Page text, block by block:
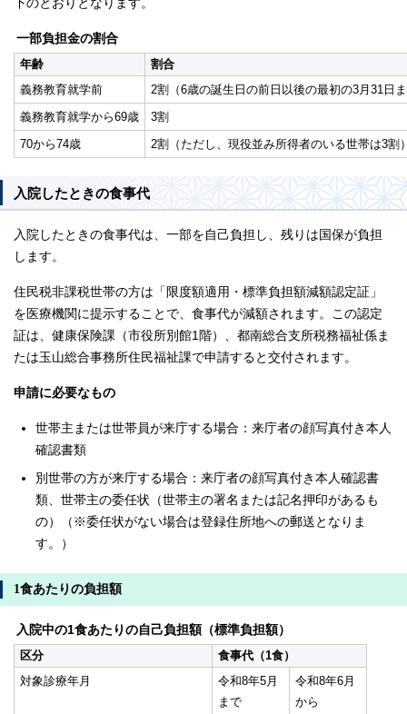
下のとおりとなります。
一部負担金の割合
年齢
割合
義務教育就学前
2割（6歳の誕生日の前日以後の最初の3月31日
義務教育就学から69歳
3割
70から74歳
2割（ただし、現役並み所得者のいる世帯は3割
入院したときの食事代
入院したときの食事代は、一部を自己負担し、残りは国保が負担
します。
住民税非課税世帯の方は「限度額適用・標準負担額減額認定証」
を医療機関に提示することで、食事代が減額されます。この認定
証は、健康保険課（市役所別館1階）、都南総合支所税務福祉係ま
たは玉山総合事務所住民福祉課で申請すると交付されます。
申請に必要なもの
世帯主または世帯員が来庁する場合：来庁者の顔写真付き本人
確認書類
別世帯の方が来庁する場合：来庁者の顔写真付き本人確認書
類、世帯主の委任状（世帯主の署名または記名押印があるも
の）（※委任状がない場合は登録住所地への郵送となりま
す。）
1食あたりの負担額
入院中の1食あたりの自己負担額（標準負担額）
区分
食事代（1食）
対象診療年月
令和8年5月
まで
令和8年6月
から